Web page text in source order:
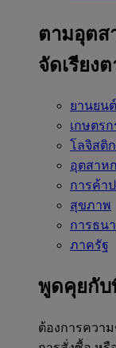
ตามอุตส
จัดเรียง
ยานยนต์
เกษตร
โลจิสติ
อุตสาห
การค้า
สุขภาพ
การธน
ภาครัฐ
พูดคุยกับ
ต้องการควา